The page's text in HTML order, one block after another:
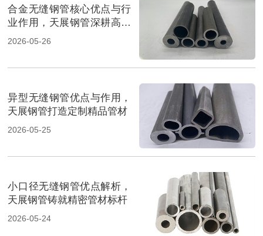
合金无缝钢管核心优点与行
业作用，天展钢管深耕高端
管材
2026-05-26
异型无缝钢管优点与作用，
天展钢管打造定制精品管材
2026-05-25
小口径无缝钢管优点解析，
天展钢管铸就精密管材标杆
2026-05-24